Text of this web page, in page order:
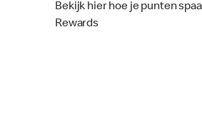
Bekijk hier hoe je punten
Rewards